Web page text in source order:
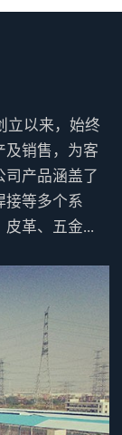
立以来，始终
及销售，为客
司产品涵盖了
接等多个系
革、五金...